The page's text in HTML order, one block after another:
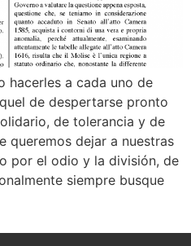
hacerles a cada uno de
de despertarse pronto
de tolerancia y de
queremos dejar a nuestras
por el odio y la división, de
siempre busque